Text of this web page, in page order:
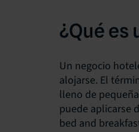
¿Qué es
Un negocio
alojarse. El
lleno de
puede aplicarse
bed and